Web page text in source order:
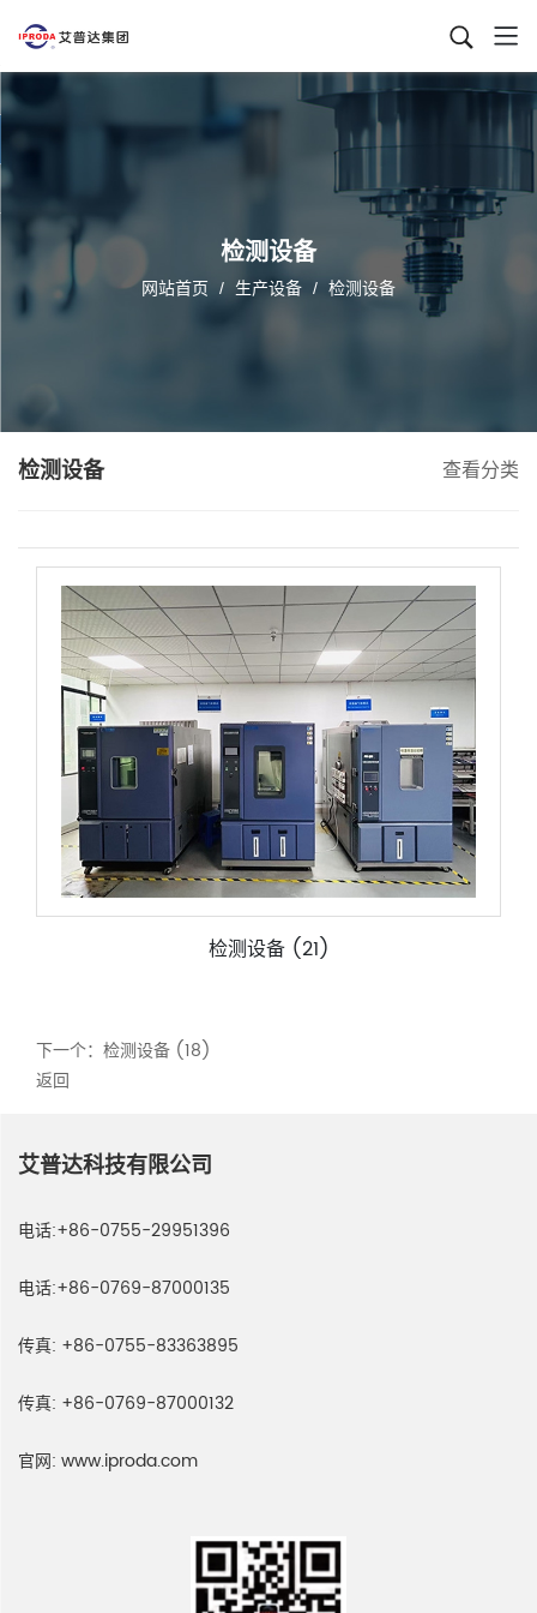
检测设备
网站首页 / 生产设备 / 检测设备
检测设备 查看分类
检测设备 (21)
下一个： 检测设备 (18)
返回
艾普达科技有限公司
电话:+86-0755-29951396
电话:+86-0769-87000135
传真: +86-0755-83363895
传真: +86-0769-87000132
官网: www.iproda.com